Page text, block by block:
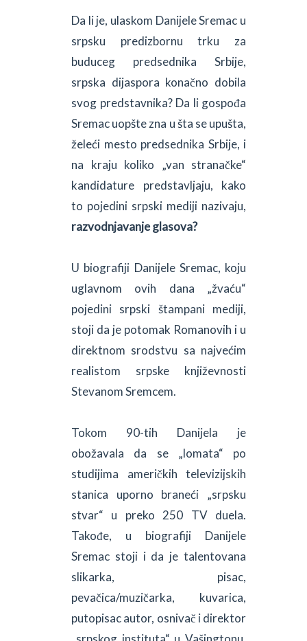
Da li je, ulaskom Danijele Sremac u
srpsku predizbornu trku za
buduceg predsednika Srbije,
srpska dijaspora konačno dobila
svog predstavnika? Da li gospođa
Sremac uopšte zna u šta se upušta,
želeći mesto predsednika Srbije, i
na kraju koliko „van stranačke“
kandidature predstavljaju, kako
to pojedini srpski mediji nazivaju,
razvodnjavanje glasova?
U biografiji Danijele Sremac, koju
uglavnom ovih dana „žvaću“
pojedini srpski štampani mediji,
stoji da je potomak Romanovih i u
direktnom srodstvu sa najvećim
realistom srpske književnosti
Stevanom Sremcem.
Tokom 90-tih Danijela je
obožavala da se „lomata“ po
studijima američkih televizijskih
stanica uporno braneći „srpsku
stvar“ u preko 250 TV duela.
Takođe, u biografiji Danijele
Sremac stoji i da je talentovana
slikarka, pisac,
pevačica/muzičarka, kuvarica,
putopisac autor, osnivač i direktor